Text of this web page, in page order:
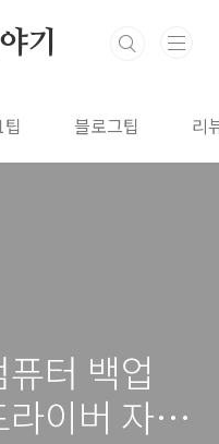
기
블로그팁 리
터 백업
이버 자동